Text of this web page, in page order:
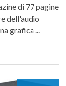
di 77 pagine
dell'audio
grafica ...